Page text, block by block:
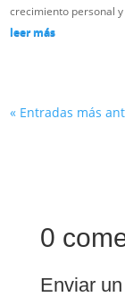
crecimiento personal
leer más
« Entradas más
0
Enviar